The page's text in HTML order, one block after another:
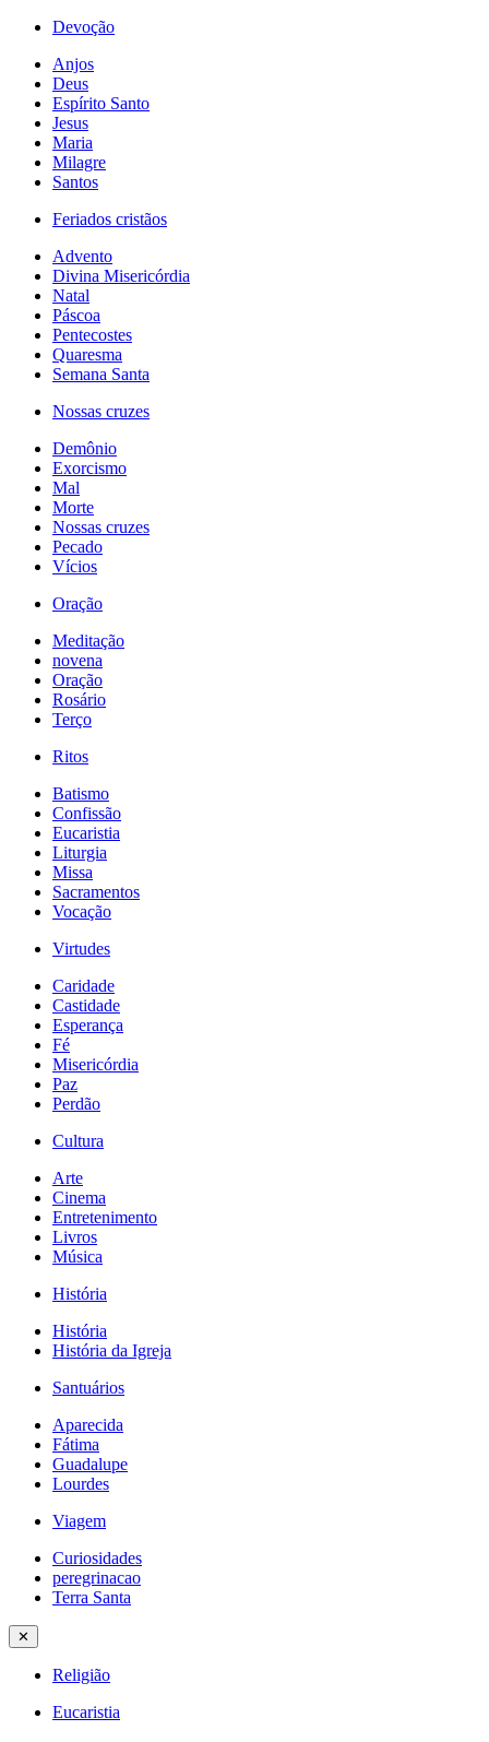
Devoção
Anjos
Deus
Espírito Santo
Jesus
Maria
Milagre
Santos
Feriados cristãos
Advento
Divina Misericórdia
Natal
Páscoa
Pentecostes
Quaresma
Semana Santa
Nossas cruzes
Demônio
Exorcismo
Mal
Morte
Nossas cruzes
Pecado
Vícios
Oração
Meditação
novena
Oração
Rosário
Terço
Ritos
Batismo
Confissão
Eucaristia
Liturgia
Missa
Sacramentos
Vocação
Virtudes
Caridade
Castidade
Esperança
Fé
Misericórdia
Paz
Perdão
Cultura
Arte
Cinema
Entretenimento
Livros
Música
História
História
História da Igreja
Santuários
Aparecida
Fátima
Guadalupe
Lourdes
Viagem
Curiosidades
peregrinacao
Terra Santa
✕
Religião
Eucaristia